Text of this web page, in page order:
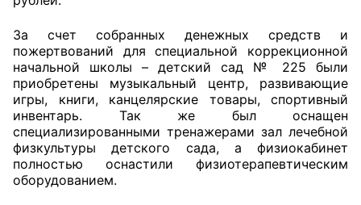
Аппарат ОП КО
УСТАВ ГКУ “АППАРАТ ОП КО”
Доходы руководителя за 2024 г.
За счет собранных денежных средств и
пожертвований для специальной коррекционной
начальной школы – детский сад № 225 были
приобретены музыкальный центр, развивающие
игры, книги, канцелярские товары, спортивный
инвентарь. Так же был оснащен
специализированными тренажерами зал лечебной
физкультуры детского сада, а физиокабинет
полностью оснастили физиотерапевтическим
оборудованием.